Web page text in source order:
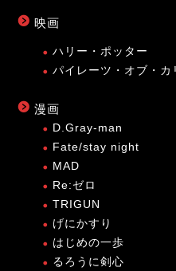
映画
ハリー・ポッター
パイレーツ・オブ・カ
漫画
D.Gray-man
Fate/stay night
MAD
Re:ゼロ
TRIGUN
げにかすり
はじめの一歩
るろうに剣心